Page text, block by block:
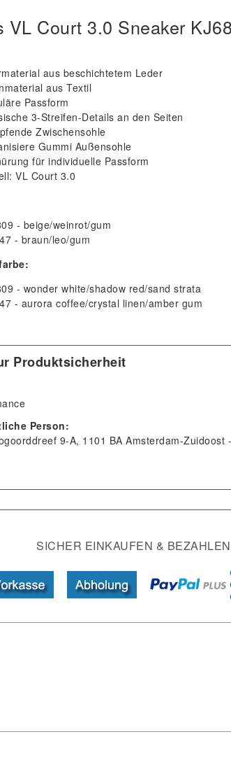
VL Court 3.0 Sneaker
aus beschichtetem Leder
aus Textil
Passform
3-Streifen-Details an den Seiten
Zwischensohle
Gummi Außensohle
für individuelle Passform
VL Court 3.0
- beige/weinrot/gum
- braun/leo/gum
- wonder white/shadow red/sand strata
- aurora coffee/crystal linen/amber gum
Produktsicherheit
Person:
9-A 1101 BA Amsterdam-Zuidoost
SICHER EINKAUFEN & BEZAHLEN